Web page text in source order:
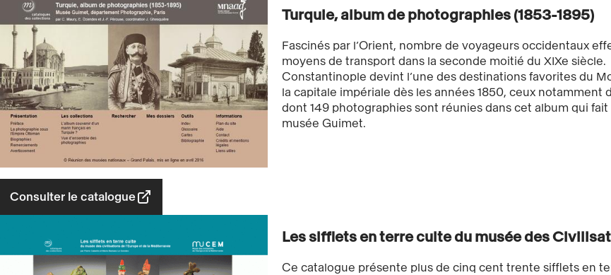
Turquie, album de photographies (1853-1895)
Fascinés par l’Orient, nombre de voyageurs occidentaux
moyens de transport dans la seconde moitié du XIXe siècle.
Constantinople devint l’une des destinations favorites du
la capitale impériale dès les années 1850, ceux notamment
dont 149 photographies sont réunies dans cet album qui
musée Guimet.
Consulter le catalogue
Les sifflets en terre cuite du musée des
Ce catalogue présente plus de cinq cent trente sifflets en